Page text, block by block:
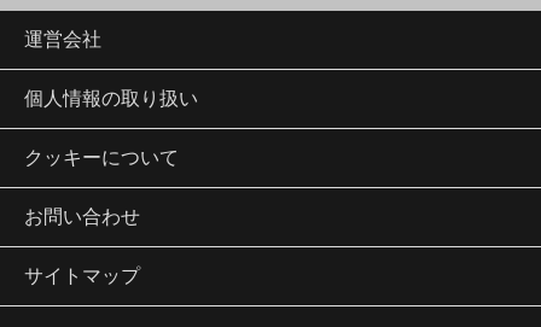
運営会社
個人情報の取り扱い
クッキーについて
お問い合わせ
サイトマップ